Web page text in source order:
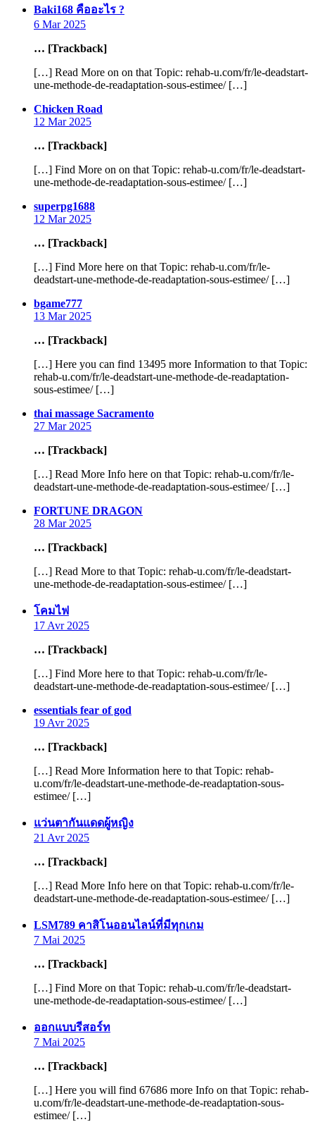
Baki168 คืออะไร ?
6 Mar 2025
… [Trackback]
[…] Read More on on that Topic: rehab-u.com/fr/le-deadstart-
une-methode-de-readaptation-sous-estimee/ […]
Chicken Road
12 Mar 2025
… [Trackback]
[…] Find More on on that Topic: rehab-u.com/fr/le-deadstart-
une-methode-de-readaptation-sous-estimee/ […]
superpg1688says:
12 Mar 2025
… [Trackback]
[…] Find More here on that Topic: rehab-u.com/fr/le-
deadstart-une-methode-de-readaptation-sous-estimee/ […]
bgame777says:
13 Mar 2025
… [Trackback]
[…] Here you can find 13495 more Information to that Topic:
rehab-u.com/fr/le-deadstart-une-methode-de-readaptation-
sous-estimee/ […]
thai massage Sacramentosays:
27 Mar 2025
… [Trackback]
[…] Read More Info here on that Topic: rehab-u.com/fr/le-
deadstart-une-methode-de-readaptation-sous-estimee/ […]
FORTUNE DRAGONsays:
28 Mar 2025
… [Trackback]
[…] Read More to that Topic: rehab-u.com/fr/le-deadstart-
une-methode-de-readaptation-sous-estimee/ […]
โคมไฟsays:
17 Avr 2025
… [Trackback]
[…] Find More here to that Topic: rehab-u.com/fr/le-
deadstart-une-methode-de-readaptation-sous-estimee/ […]
essentials fear of god
19 Avr 2025
… [Trackback]
[…] Read More Information here to that Topic: rehab-
u.com/fr/le-deadstart-une-methode-de-readaptation-sous-
estimee/ […]
แว่นตากันแดดผู้หญิงsays:
21 Avr 2025
… [Trackback]
[…] Read More Info here on that Topic: rehab-u.com/fr/le-
deadstart-une-methode-de-readaptation-sous-estimee/ […]
LSM789 คาสิโนออนไลน์ที่มีทุกเกม
7 Mai 2025
… [Trackback]
[…] Find More on that Topic: rehab-u.com/fr/le-deadstart-
une-methode-de-readaptation-sous-estimee/ […]
ออกแบบรีสอร์ทsays:
7 Mai 2025
… [Trackback]
[…] Here you will find 67686 more Info on that Topic: rehab-
u.com/fr/le-deadstart-une-methode-de-readaptation-sous-
estimee/ […]